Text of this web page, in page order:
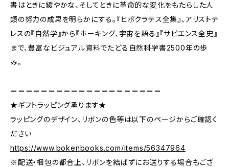
書はときに緩やかな、そしてときに革命的な変化をもたらした人
類の努力の成果を明らかにする。『ヒポクラテス全集』、アリストテ
レスの『自然学』から『ホーキング、宇宙を語る』『サピエンス全史』
まで、豊富なビジュアル資料でたどる自然科学書2500年の歩
み。
＝＝＝＝＝＝＝＝＝＝＝＝＝＝＝＝＝＝＝＝
★ギフトラッピング承ります★
ラッピングのデザイン、リボンの色等は以下のページからご確認く
ださい
https://www.bokenbooks.com/items/56347964
※配送・梱包の都合上、リボンを結ばずにお送りする場合もござ